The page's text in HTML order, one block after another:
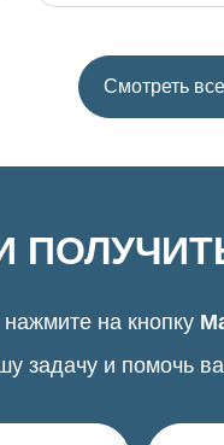
Смотреть
на кнопку
задачу и помочь